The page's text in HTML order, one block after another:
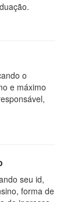
o
e máximo
seu id,
forma de